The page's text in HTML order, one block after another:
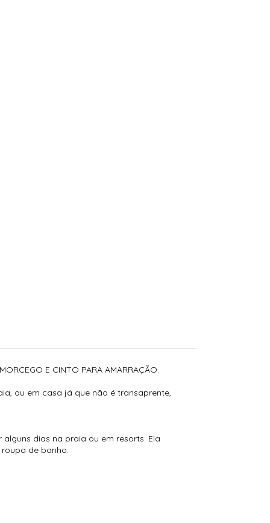
E CINTO PARA AMARRAÇÃO.
ou em casa já que não é transaprente,
dias na praia ou em resorts. Ela
de banho.